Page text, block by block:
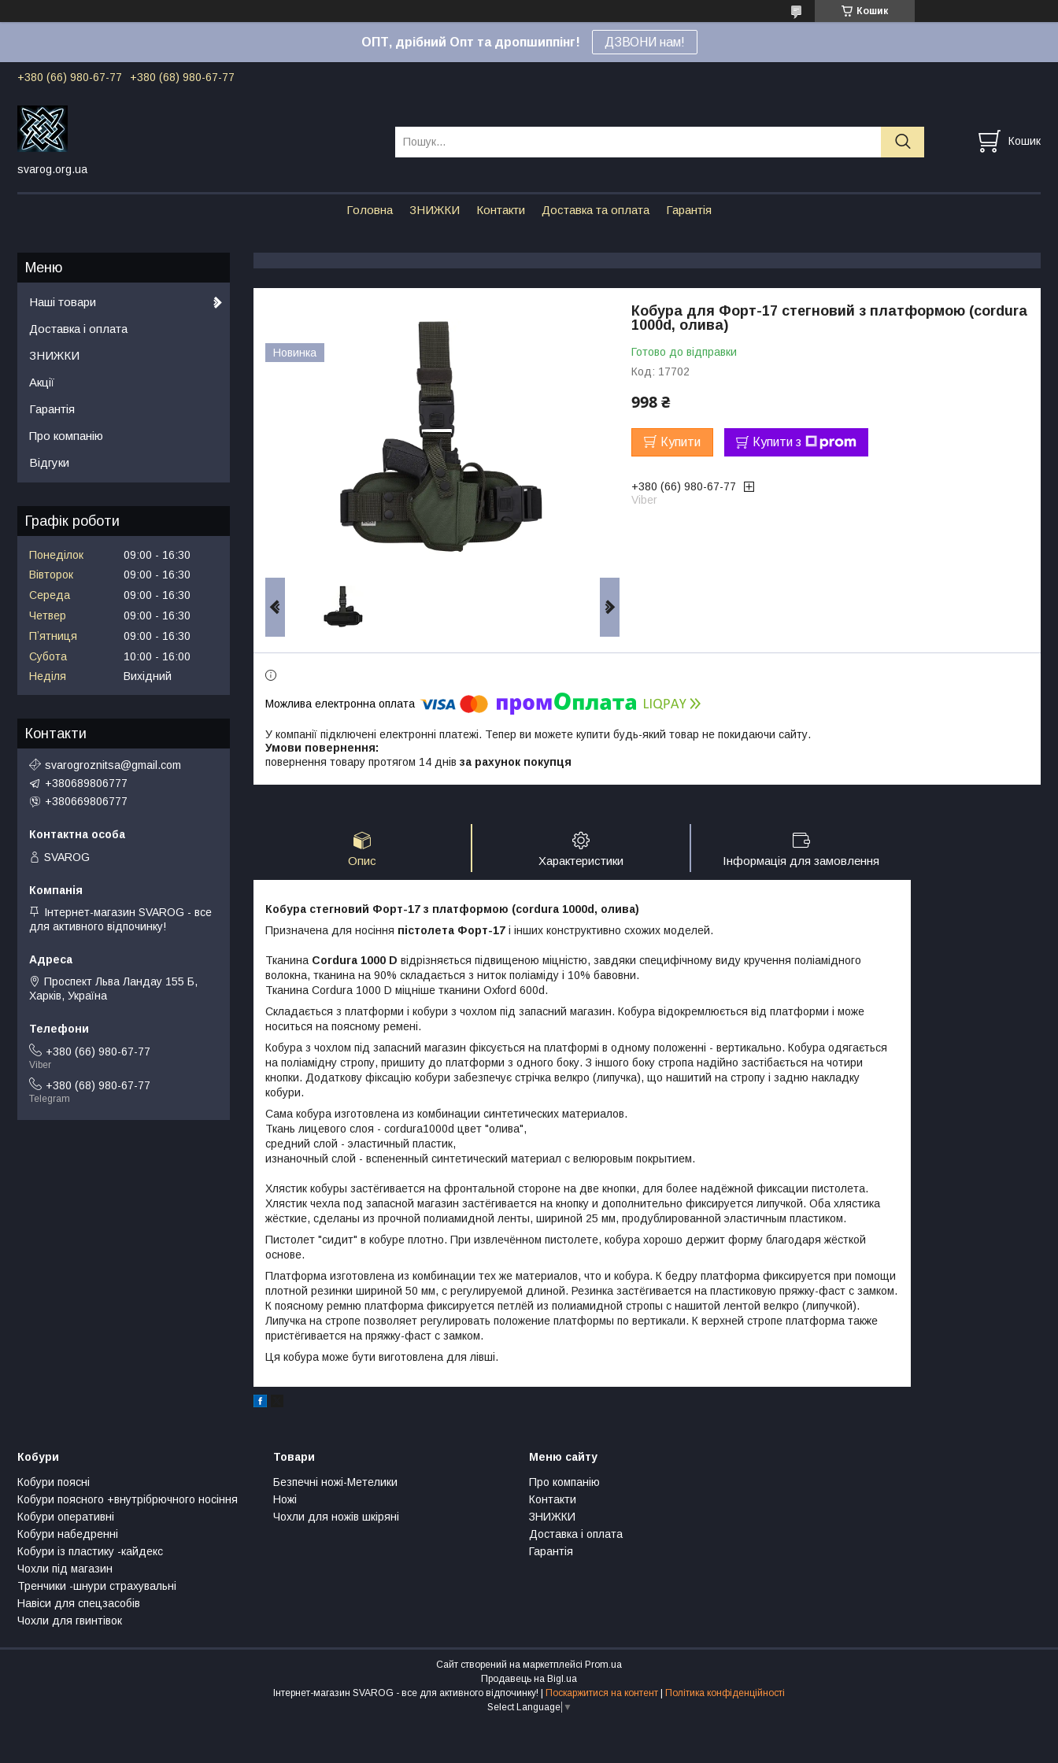
Кошик
ОПТ, дрібний Опт та дропшиппінг! ДЗВОНИ нам!
+380 (66) 980-67-77 +380 (68) 980-67-77
svarog.org.ua
Кошик
Головна ЗНИЖКИ Контакти Доставка та оплата Гарантія
Новинка
Кобура для Форт-17 стегновий з платформою (cordura
1000d, олива)
Готово до відправки
Код: 17702
998 ₴
Купити Купити з
+380 (66) 980-67-77
Viber
У компанії підключені електронні платежі. Тепер ви можете купити будь-який товар не покидаючи сайту.
повернення товару протягом 14 днів за рахунок покупця
Опис Характеристики Інформація для замовлення
Кобура стегновий Форт-17 з платформою (cordura 1000d, олива)
Призначена для носіння пістолета Форт-17 і інших конструктивно схожих моделей.
Тканина Cordura 1000 D відрізняється підвищеною міцністю, завдяки специфічному виду кручення поліамідного
волокна, тканина на 90% складається з ниток поліаміду і 10% бавовни.
Тканина Cordura 1000 D міцніше тканини Oxford 600d.
Складається з платформи і кобури з чохлом під запасний магазин. Кобура відокремлюється від платформи і може
носиться на поясному ремені.
Кобура з чохлом під запасний магазин фіксується на платформі в одному положенні - вертикально. Кобура одягається
на поліамідну стропу, пришиту до платформи з одного боку. З іншого боку стропа надійно застібається на чотири
кнопки. Додаткову фіксацію кобури забезпечує стрічка велкро (липучка), що нашитий на стропу і задню накладку
кобури.
Сама кобура изготовлена из комбинации синтетических материалов.
Ткань лицевого слоя - cordura1000d цвет "олива",
средний слой - эластичный пластик,
изнаночный слой - вспененный синтетический материал с велюровым покрытием.
Хлястик кобуры застёгивается на фронтальной стороне на две кнопки, для более надёжной фиксации пистолета.
Хлястик чехла под запасной магазин застёгивается на кнопку и дополнительно фиксируется липучкой. Оба хлястика
жёсткие, сделаны из прочной полиамидной ленты, шириной 25 мм, продублированной эластичным пластиком.
Пистолет "сидит" в кобуре плотно. При извлечённом пистолете, кобура хорошо держит форму благодаря жёсткой
основе.
Платформа изготовлена из комбинации тех же материалов, что и кобура. К бедру платформа фиксируется при помощи
плотной резинки шириной 50 мм, с регулируемой длиной. Резинка застёгивается на пластиковую пряжку-фаст с замком.
К поясному ремню платформа фиксируется петлёй из полиамидной стропы с нашитой лентой велкро (липучкой).
Липучка на стропе позволяет регулировать положение платформы по вертикали. К верхней стропе платформа также
пристёгивается на пряжку-фаст с замком.
Ця кобура може бути виготовлена для лівші.
Наші товари
Доставка і оплата
ЗНИЖКИ
Акції
Гарантія
Про компанію
Відгуки
Графік роботи
Понеділок 09:00
16:30
Вівторок
09:00
16:30
Середа
09:00
16:30
Четвер
09:00
16:30
Пʼятниця
09:00
16:30
Субота
10:00
16:00
Неділя
Вихідний
Контакти
svarogroznitsa@gmail.com
+380689806777
+380669806777
SVAROG
Інтернет-магазин SVAROG - все
для активного відпочинку!
Проспект Льва Ландау 155 Б,
Харків, Україна
+380 (66) 980-67-77
Viber
+380 (68) 980-67-77
Telegram
Кобури
Кобури поясні
Кобури поясного +внутрібрючного носіння
Кобури оперативні
Кобури набедренні
Кобури із пластику -кайдекс
Чохли під магазин
Тренчики -шнури страхувальні
Навіси для спецзасобів
Чохли для гвинтівок
Товари
Безпечні ножі-Метелики
Ножі
Чохли для ножів шкіряні
Меню сайту
Про компанію
Контакти
ЗНИЖКИ
Доставка і оплата
Гарантія
Сайт створений на маркетплейсі Prom.ua
Продавець на Bigl.ua
Інтернет-магазин SVAROG - все для активного відпочинку! | Поскаржитися на контент | Політика конфіденційності
Select Language ▼